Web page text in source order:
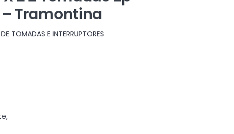
Tramontina
TOMADAS E INTERRUPTORES